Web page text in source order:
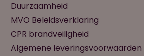
Duurzaamheid
MVO Beleidsverklaring
CPR brandveiligheid
Algemene leveringsvoorwaarden